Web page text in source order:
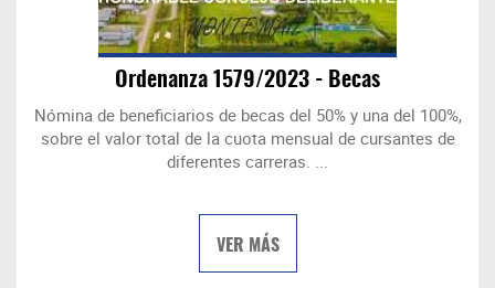
Ordenanza 1579/2023 - Becas
Nómina de beneficiarios de becas del 50% y una del 100%,
sobre el valor total de la cuota mensual de cursantes de
diferentes carreras. ...
VER MÁS